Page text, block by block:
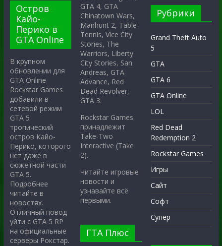
Остров
Кайо-
Перико в
GTA Online
В крупном
обновлении для
GTA Online
Rockstar Games
добавили в
сетевой режим
GTA 5
тропический
остров Кайо-
Перико, которого
нет даже в
сюжетной части
GTA 5.
Подробнее
читайте в
новостях.
Отличный повод
уйти с GTA 5 RP
на официальные
серверы Рокстар.
GTA 4, GTA
Chinatown Wars,
Manhunt 2, Table
Tennis, Vice City
Stories, The
Warriors, Liberty
City Stories, San
Andreas, GTA
Advance, Red
Dead Revolver,
GTA 3.
Rockstar Games
принадлежит
Take-Two
Interactive (Take
2).
Читайте игровые
новости и
узнавайте всё
первыми.
ГТА Плюс
Рубрики
Grand Theft Auto
5
GTA
GTA 6
GTA Online
LOL
Red Dead
Redemption 2
Rockstar Games
Игры
Сайт
Софт
Супер